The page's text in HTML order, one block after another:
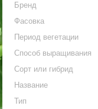
Бренд
Фасовка
Период вегетации
Способ выращивания
Сорт или гибрид
Название
Тип